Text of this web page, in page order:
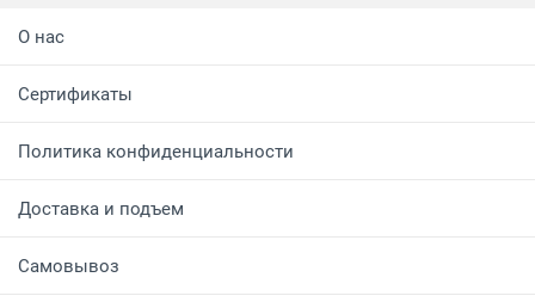
О нас
Сертификаты
Политика конфиденциальности
Доставка и подъем
Самовывоз